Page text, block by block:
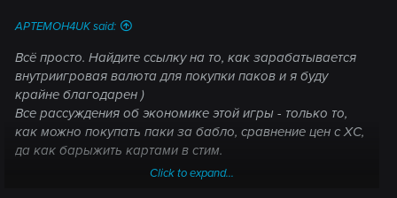
APTEMOH4UK said:
Всё просто. Найдите ссылку на то, как зарабатывается
внутриигровая валюта для покупки паков и я буду
крайне благодарен )
Все рассуждения об экономике этой игры - только то,
как можно покупать паки за бабло, сравнение цен с ХС,
да как барыжить картами в стим.
Click to expand...